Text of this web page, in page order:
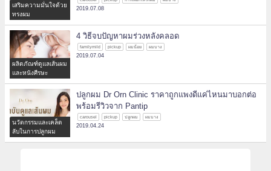
เสริมความมั่นใจด้วย
ทรงผม
2019.07.08
ผลิตภัณฑ์ดูแลเส้นผม
และหนังศีรษะ
4 วิธีจบปัญหาผมร่วงหลังคลอด
familymild pickup ผมน้อย ผมบาง
2019.07.04
นวัตกรรมและเคล็ด
ลับในการปลูกผม
ปลูกผม Dr Orn Clinic ราคาถูกแพงดีแค่ไหนมาบอกต่อ
พร้อมรีวิวจาก Pantip
carousel pickup ปลูกผม ผมบาง
2019.04.24